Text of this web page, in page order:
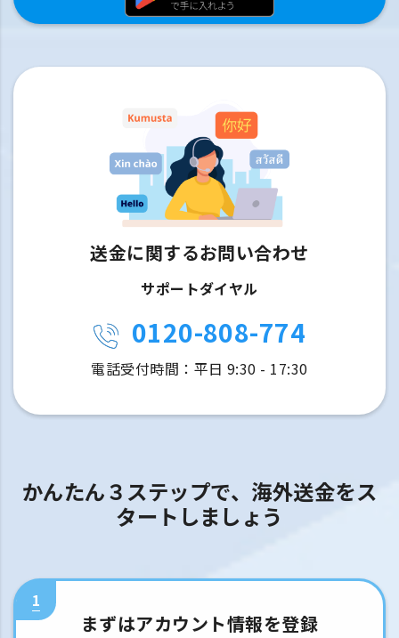
送金に関するお問い合わせ
サポートダイヤル
0120-808-774
電話受付時間：平日 9:30 - 17:30
かんたん３ステップで、海外送金をス
タートしましょう
1
まずはアカウント情報を登録